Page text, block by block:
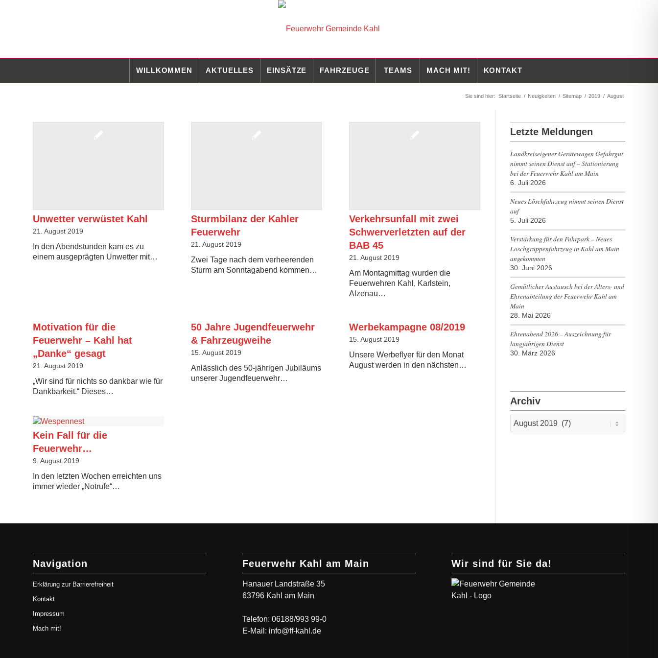
WILLKOMMEN AKTUELLES EINSÄTZE FAHRZEUGE TEAMS MACH MIT! KONTAKT
Sie sind hier: Startseite / Neuigkeiten / Sitemap / 2019 / August
Unwetter verwüstet Kahl
21. August 2019
In den Abendstunden kam es zu
einem ausgeprägten Unwetter mit…
Sturmbilanz der Kahler
Feuerwehr
21. August 2019
Zwei Tage nach dem verheerenden
Sturm am Sonntagabend kommen…
Verkehrsunfall mit zwei
Schwerverletzten auf der
BAB 45
21. August 2019
Am Montagmittag wurden die
Feuerwehren Kahl, Karlstein,
Alzenau…
Motivation für die
Feuerwehr – Kahl hat
„Danke“ gesagt
21. August 2019
„Wir sind für nichts so dankbar wie für
Dankbarkeit.“ Dieses…
50 Jahre Jugendfeuerwehr
& Fahrzeugweihe
15. August 2019
Anlässlich des 50-jährigen Jubiläums
unserer Jugendfeuerwehr…
Werbekampagne 08/2019
15. August 2019
Unsere Werbeflyer für den Monat
August werden in den nächsten…
Kein Fall für die
Feuerwehr…
9. August 2019
In den letzten Wochen erreichten uns
immer wieder „Notrufe“…
Letzte Meldungen
Landkreiseigener Gerätewagen Gefahrgut
nimmt seinen Dienst auf – Stationierung
bei der Feuerwehr Kahl am Main
6. Juli 2026
Neues Löschfahrzeug nimmt seinen Dienst
auf
5. Juli 2026
Verstärkung für den Fuhrpark – Neues
Löschgruppenfahrzeug in Kahl am Main
angekommen
30. Juni 2026
Gemütlicher Austausch bei der Alters- und
Ehrenabteilung der Feuerwehr Kahl am
Main
28. Mai 2026
Ehrenabend 2026 – Auszeichnung für
langjährigen Dienst
30. März 2026
Archiv
Navigation
Erklärung zur Barrierefreiheit
Kontakt
Impressum
Mach mit!
Feuerwehr Kahl am Main
Hanauer Landstraße 35
63796 Kahl am Main
Telefon: 06188/993 99-0
E-Mail: info@ff-kahl.de
Wir sind für Sie da!